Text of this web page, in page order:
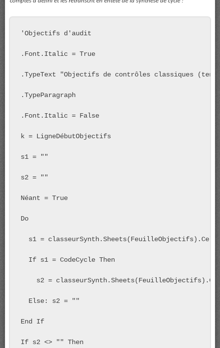
'Objectifs d'audit
.Font.Italic = True
.TypeText "Objectifs de contrôles classiques
.TypeParagraph
.Font.Italic = False
k = LigneDébutObjectifs
s1 = ""
s2 = ""
Néant = True
Do
s1 =
  If s1 = CodeCycle Then
s2 =
  Else: s2 = ""
End If
If s2 <> "" Then